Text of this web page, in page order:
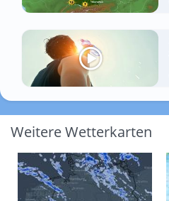
Weitere Wetterkarten